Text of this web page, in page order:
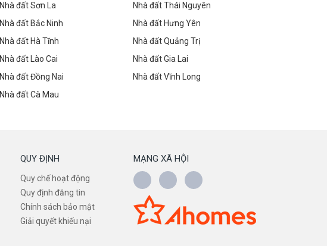
Nhà đất Sơn La
Nhà đất Thái Nguyên
Nhà đất Bắc Ninh
Nhà đất Hưng Yên
Nhà đất Hà Tĩnh
Nhà đất Quảng Trị
Nhà đất Lào Cai
Nhà đất Gia Lai
Nhà đất Đồng Nai
Nhà đất Vĩnh Long
Nhà đất Cà Mau
QUY ĐỊNH
Quy chế hoạt động
Quy định đăng tin
Chính sách bảo mật
Giải quyết khiếu nại
MẠNG XÃ HỘI